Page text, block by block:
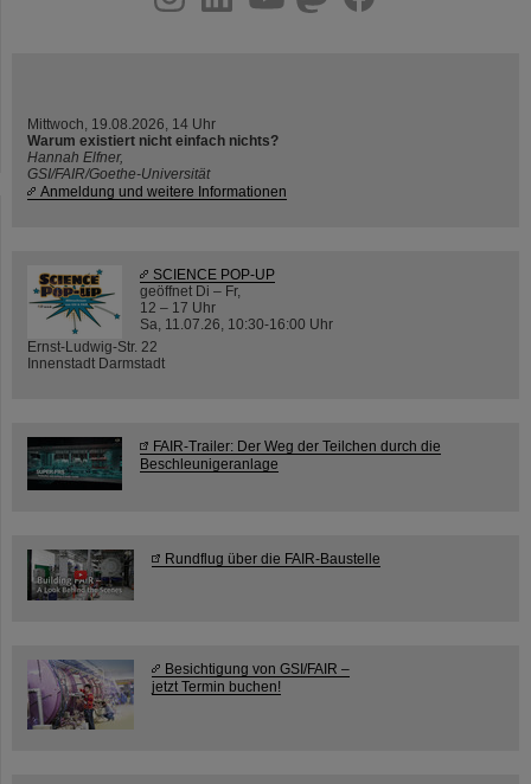
Mittwoch, 19.08.2026, 14 Uhr
Warum existiert nicht einfach nichts?
Hannah Elfner,
GSI/FAIR/Goethe-Universität
Anmeldung und weitere Informationen
SCIENCE POP-UP
geöffnet Di – Fr,
12 – 17 Uhr
Sa, 11.07.26, 10:30-16:00 Uhr
Ernst-Ludwig-Str. 22
Innenstadt Darmstadt
FAIR-Trailer: Der Weg der Teilchen durch die
Beschleunigeranlage
Rundflug über die FAIR-Baustelle
Besichtigung von GSI/FAIR –
jetzt Termin buchen!